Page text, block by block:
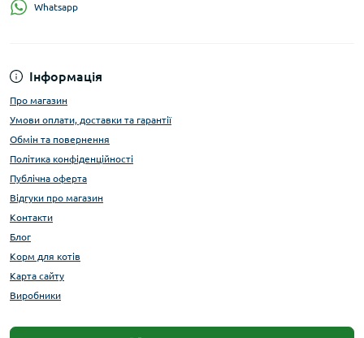
Інформація
Про магазин
Умови оплати, доставки та гарантії
Обмін та повернення
Політика конфіденційності
Публічна оферта
Відгуки про магазин
Контакти
Блог
Корм для котів
Карта сайту
Виробники
Whatsapp